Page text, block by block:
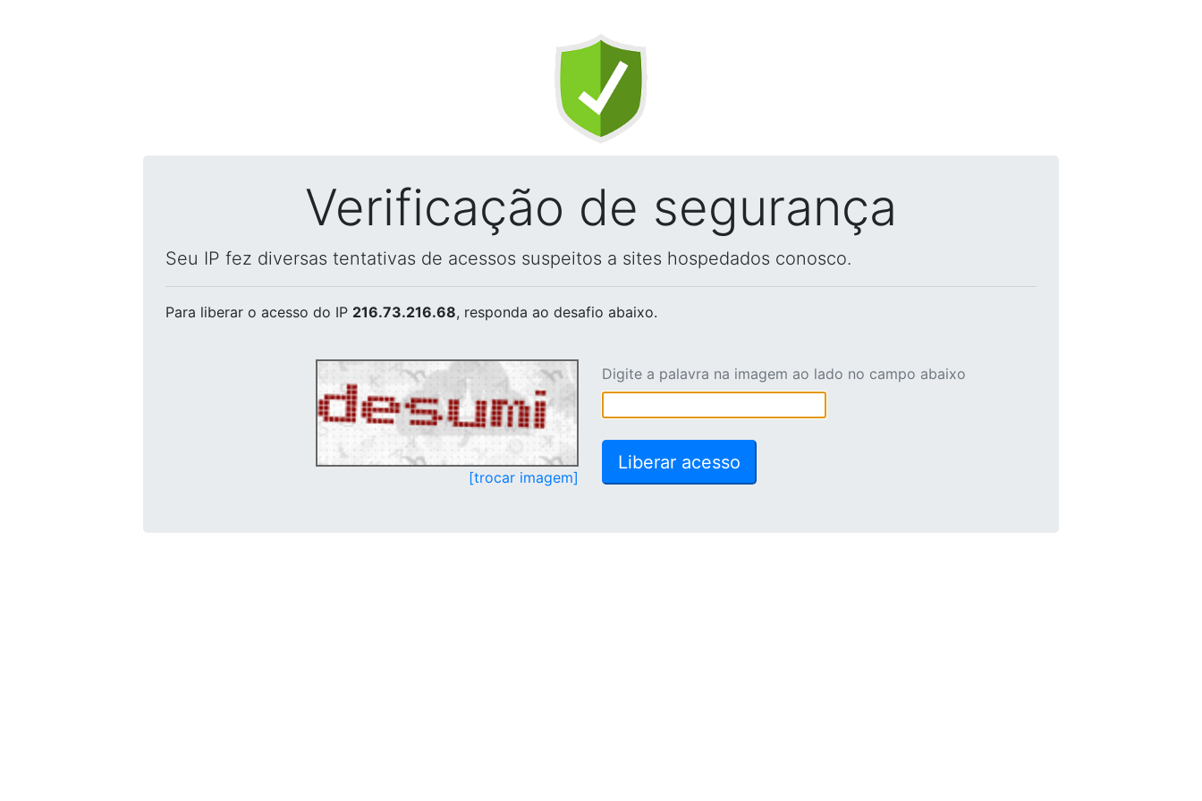
Verificação de segurança
Seu IP fez diversas tentativas de acessos suspeitos a sites hospedados conosco.
Para liberar o acesso do IP 216.73.216.68, responda ao desafio abaixo.
[trocar imagem]
Digite a palavra na imagem ao lado no campo abaixo